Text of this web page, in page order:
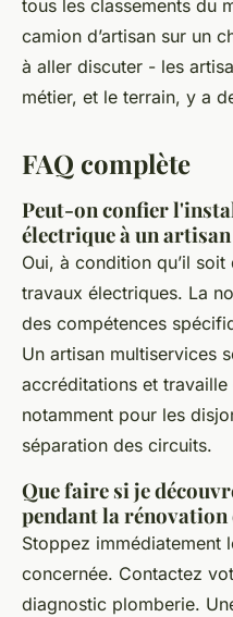
tous les classements du
camion d’artisan sur un
à aller discuter - les
métier, et le terrain, y a
FAQ complète
Peut-on confier
électrique à un
Oui, à condition qu’il
travaux électriques. La
des compétences
Un artisan multiservices
accréditations et
notamment pour les
séparation des circuits.
Que faire si je
pendant la rénovation
Stoppez immédiatement
concernée. Contactez
diagnostic plomberie.